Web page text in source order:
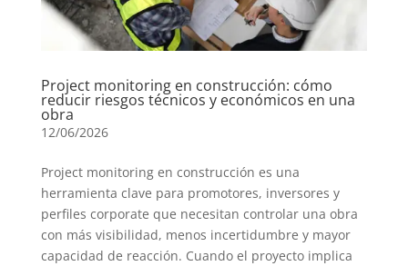
Project monitoring en construcción: cómo
reducir riesgos técnicos y económicos en una
obra
12/06/2026
Project monitoring en construcción es una
herramienta clave para promotores, inversores y
perfiles corporate que necesitan controlar una obra
con más visibilidad, menos incertidumbre y mayor
capacidad de reacción. Cuando el proyecto implica